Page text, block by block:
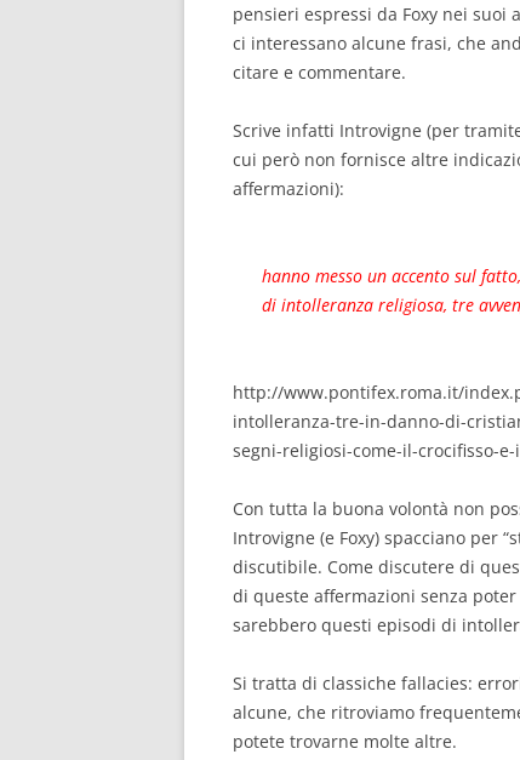
pensieri espressi da Foxy nei suoi
ci interessano alcune frasi, che
citare e commentare.
Scrive infatti Introvigne (per
cui però non fornisce altre
affermazioni):
hanno messo un accento sul
di intolleranza religiosa, tre
http://www.pontifex.roma.it/
intolleranza-tre-in-danno-di-
segni-religiosi-come-il-crocifisso-
Con tutta la buona volontà non
Introvigne (e Foxy) spacciano per
discutibile. Come discutere di
di queste affermazioni senza
sarebbero questi episodi di
Si tratta di classiche fallacies:
alcune, che ritroviamo
potete trovarne molte altre.